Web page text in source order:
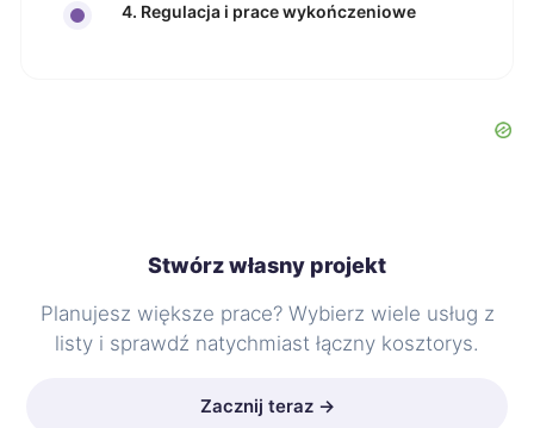
4. Regulacja i prace wykończeniowe
Stwórz własny projekt
Planujesz większe prace? Wybierz wiele usług z
listy i sprawdź natychmiast łączny kosztorys.
Zacznij teraz →